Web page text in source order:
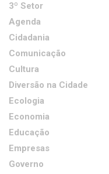
3º Setor
Agenda
Cidadania
Comunicação
Cultura
Diversão na Cidade
Ecologia
Economia
Educação
Empresas
Governo